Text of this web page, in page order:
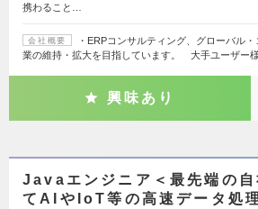
携わること…
会社概要
・ERPコンサルティング、グローバル
業の維持・拡大を目指しています。 大手ユーザー
興味あり
Javaエンジニア＜最先端の
てAIやIoT等の高速データ処